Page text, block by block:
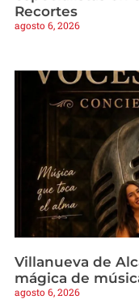
Recortes
agosto 6, 2026
Villanueva de
mágica de
agosto 6, 2026